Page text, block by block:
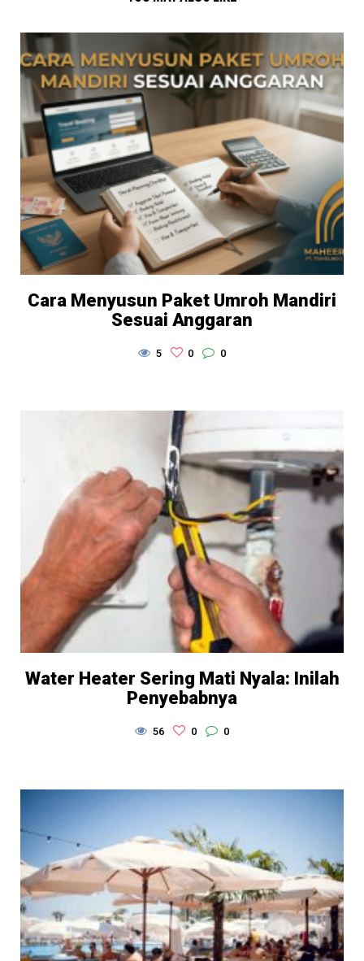
Cara Menyusun Paket Umroh Mandiri
Sesuai Anggaran
5 0 0
Water Heater Sering Mati Nyala: Inilah
Penyebabnya
56 0 0